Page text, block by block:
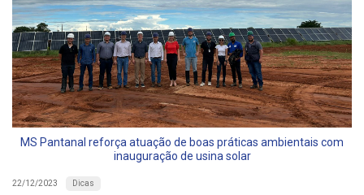
MS Pantanal reforça atuação de boas práticas ambientais com
inauguração de usina solar
22/12/2023 Dicas